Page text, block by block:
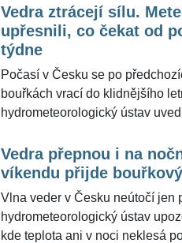
slunečné léto a o víkendu
tropických 30 stupňů Celsia.
Meteocentrum.cz pro
nepůjde o extrémní vedra jako
Vedra ztrácejí sílu.
upřesnili, co čekat od
týdne
Počasí v Česku se po
bouřkách vrací do klidnějšího
hydrometeorologický ústav
oblačnosti ubývat.
Meteocentrum.cz pro
podobný ráz počasí vydrží i o
polojasno, místy přeháňky a
výrazných tropů.
Vedra přepnou i na
víkendu přijde
Vlna veder v Česku neútočí jen
hydrometeorologický ústav
kde teplota ani v noci neklesá